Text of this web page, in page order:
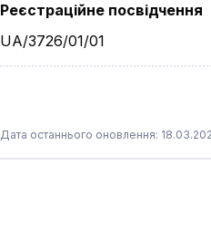
Реєстраційне посвідчення
UA/3726/01/01
Дата останнього оновлення: